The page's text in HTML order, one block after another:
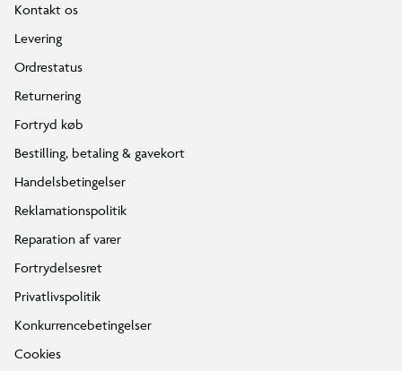
Kontakt os
Levering
Ordrestatus
Returnering
Fortryd køb
Bestilling, betaling & gavekort
Handelsbetingelser
Reklamationspolitik
Reparation af varer
Fortrydelsesret
Privatlivspolitik
Konkurrencebetingelser
Cookies